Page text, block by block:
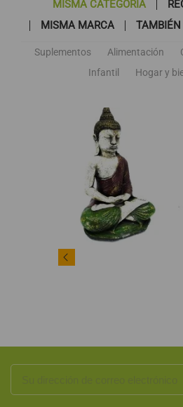
MISMA CATEGORÍA
MISMA MARCA
TAMBIÉN
Suplementos Alimentación
Infantil
Hogar y